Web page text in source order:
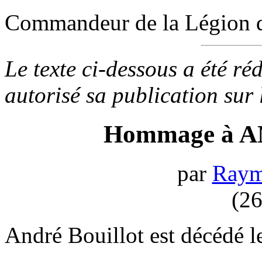
Commandeur de la Légion
Le texte ci-dessous a été
autorisé sa publication
Hommage à
par
André Bouillot est décédé